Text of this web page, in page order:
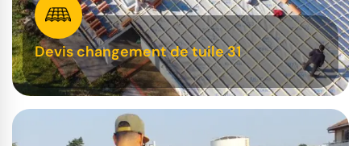
Devis changement de tuile 31